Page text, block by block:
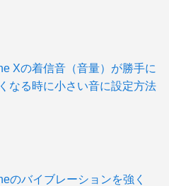
Xの着信音（音量）が勝手に
なる時に小さい音に設定方法
のバイブレーションを強く